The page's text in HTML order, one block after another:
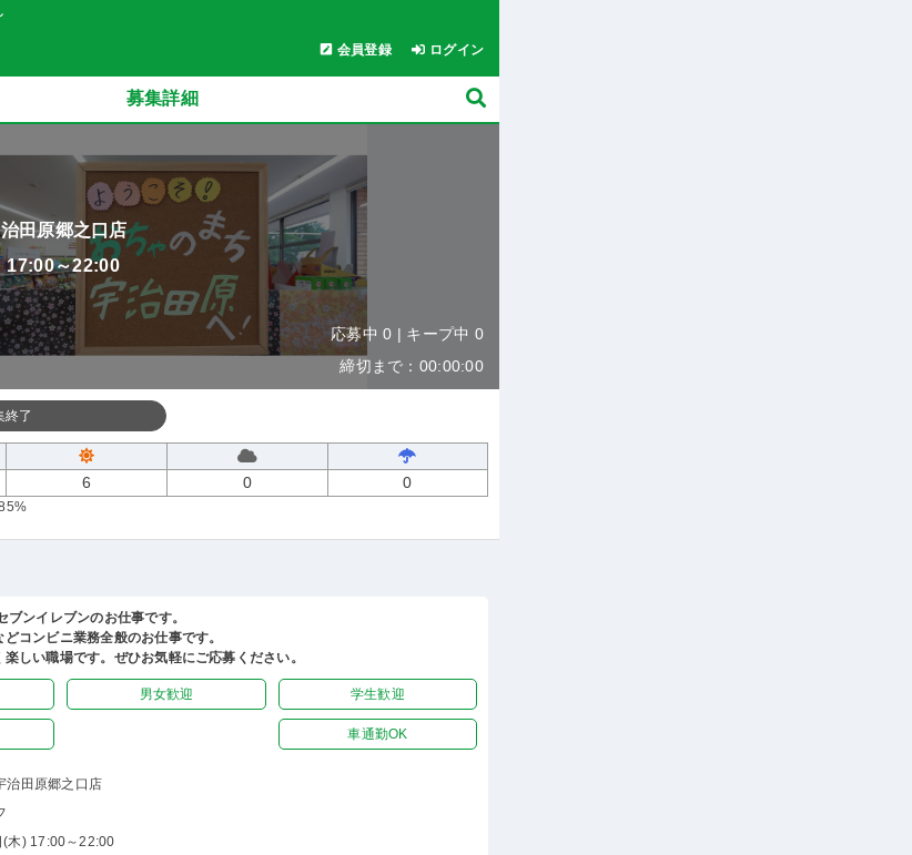
会員登録 ログイン
募集詳細
田原郷之口店
17:00～22:00
応募中 0 | キープ中 0
締切まで：00:00:00
終了
6 0 0
ブンイレブンのお仕事です。
コンビニ業務全般のお仕事です。
楽しい職場です。ぜひお気軽にご応募ください。
男女歓迎 学生歓迎
車通勤OK
治田原郷之口店
木) 17:00～22:00